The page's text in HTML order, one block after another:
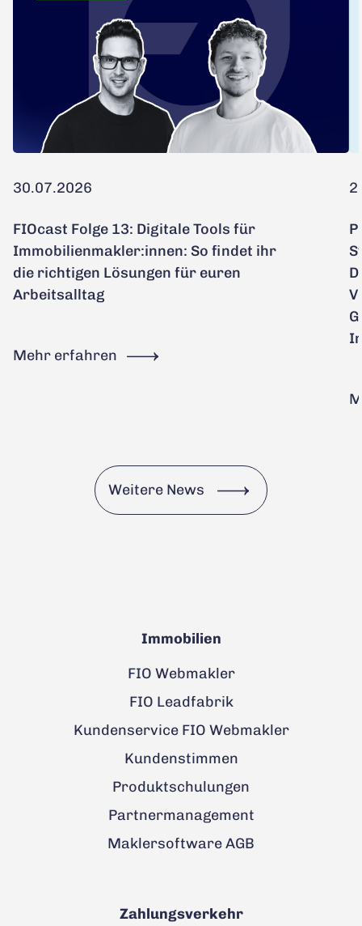
30.07.2026
FIOcast Folge 13: Digitale Tools für
Immobilienmakler:innen: So findet ihr
die richtigen Lösungen für euren
Arbeitsalltag
Mehr erfahren
Weitere News
Immobilien
FIO Webmakler
FIO Leadfabrik
Kundenservice FIO Webmakler
Kundenstimmen
Produktschulungen
Partnermanagement
Maklersoftware AGB
Zahlungsverkehr